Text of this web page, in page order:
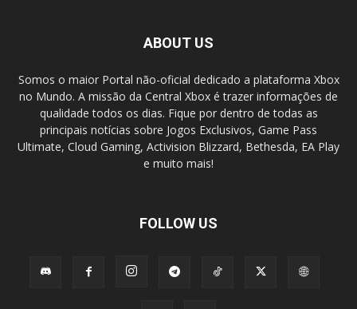
ABOUT US
Somos o maior Portal não-oficial dedicado a plataforma Xbox
no Mundo. A missão da Central Xbox é trazer informações de
qualidade todos os dias. Fique por dentro de todas as
principais notícias sobre Jogos Exclusivos, Game Pass
Ultimate, Cloud Gaming, Activision Blizzard, Bethesda, EA Play
e muito mais!
FOLLOW US